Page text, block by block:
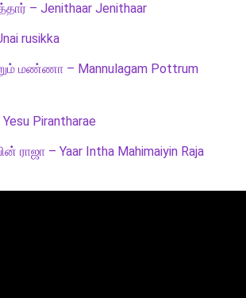
– Jenithaar Jenithaar
rusikka
மண்ணா – Mannulagam Pottrum
Pirantharae
ராஜா – Yaar Intha Mahimaiyin Raja